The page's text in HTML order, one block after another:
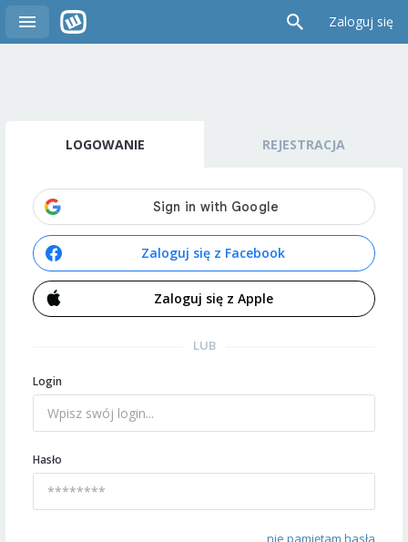
Zaloguj się
LOGOWANIE REJESTRACJA
Zaloguj się z Facebook
Zaloguj się z Apple
LUB
Login
Hasło
nie pamiętam hasła